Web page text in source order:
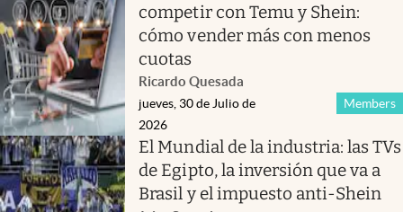
competir con Temu y Shein:
cómo vender más con menos
cuotas
Ricardo Quesada
Members
jueves, 30 de Julio de
2026
El Mundial de la industria: las TVs
de Egipto, la inversión que va a
Brasil y el impuesto anti-Shein